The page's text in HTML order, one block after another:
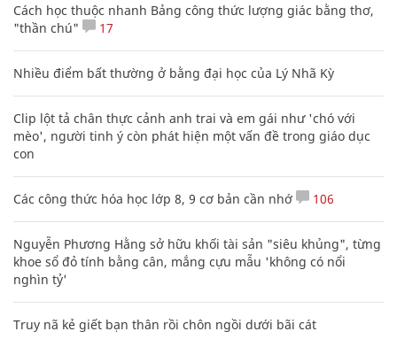
Cách học thuộc nhanh Bảng công thức lượng giác bằng thơ,
"thần chú"
17
Nhiều điểm bất thường ở bằng đại học của Lý Nhã Kỳ
Clip lột tả chân thực cảnh anh trai và em gái như 'chó với
mèo', người tinh ý còn phát hiện một vấn đề trong giáo dục
con
Các công thức hóa học lớp 8, 9 cơ bản cần nhớ 106
Nguyễn Phương Hằng sở hữu khối tài sản "siêu khủng", từng
khoe sổ đỏ tính bằng cân, mắng cựu mẫu 'không có nổi
nghìn tỷ'
Truy nã kẻ giết bạn thân rồi chôn ngồi dưới bãi cát